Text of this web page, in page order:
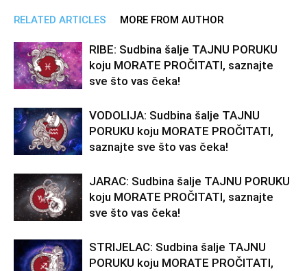
RELATED ARTICLES MORE FROM AUTHOR
RIBE: Sudbina šalje TAJNU PORUKU
koju MORATE PROČITATI, saznajte
sve što vas čeka!
VODOLIJA: Sudbina šalje TAJNU
PORUKU koju MORATE PROČITATI,
saznajte sve što vas čeka!
JARAC: Sudbina šalje TAJNU PORUKU
koju MORATE PROČITATI, saznajte
sve što vas čeka!
STRIJELAC: Sudbina šalje TAJNU
PORUKU koju MORATE PROČITATI,